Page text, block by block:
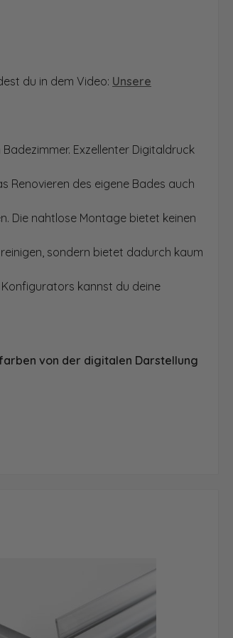
du in dem Video: Unsere
Exzellenter Digitaldruck
Renovieren des eigene Bades auch
Die nahtlose Montage bietet keinen
sondern bietet dadurch kaum
kannst du deine
von der digitalen Darstellung